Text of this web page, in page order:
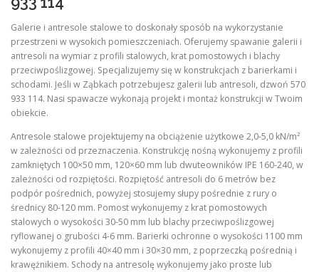
Galerie i antresole stalowe to doskonały sposób na wykorzystanie
przestrzeni w wysokich pomieszczeniach. Oferujemy spawanie galerii i
antresoli na wymiar z profili stalowych, krat pomostowych i blachy
przeciwpoślizgowej. Specjalizujemy się w konstrukcjach z barierkami i
schodami. Jeśli w Ząbkach potrzebujesz galerii lub antresoli, dzwoń 570
933 114. Nasi spawacze wykonają projekt i montaż konstrukcji w Twoim
obiekcie.
Antresole stalowe projektujemy na obciążenie użytkowe 2,0-5,0 kN/m²
w zależności od przeznaczenia. Konstrukcję nośną wykonujemy z profili
zamkniętych 100×50 mm, 120×60 mm lub dwuteowników IPE 160-240, w
zależności od rozpiętości. Rozpiętość antresoli do 6 metrów bez
podpór pośrednich, powyżej stosujemy słupy pośrednie z rury o
średnicy 80-120 mm. Pomost wykonujemy z krat pomostowych
stalowych o wysokości 30-50 mm lub blachy przeciwpoślizgowej
ryflowanej o grubości 4-6 mm. Barierki ochronne o wysokości 1100 mm
wykonujemy z profili 40×40 mm i 30×30 mm, z poprzeczką pośrednią i
krawężnikiem. Schody na antresolę wykonujemy jako proste lub